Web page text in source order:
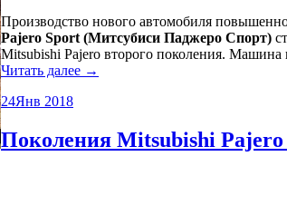
Производство нового автомобиля
Pajero Sport (Митсубиси Паджеро Спорт)
Mitsubishi Pajero второго поколения. Машина
Читать далее →
24Янв 2018
Поколения Mitsubishi